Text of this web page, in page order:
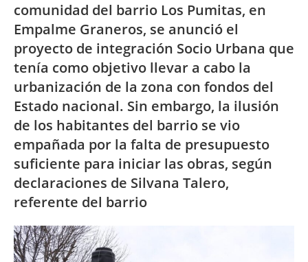
comunidad del barrio Los Pumitas, en
Empalme Graneros, se anunció el
proyecto de integración Socio Urbana que
tenía como objetivo llevar a cabo la
urbanización de la zona con fondos del
Estado nacional. Sin embargo, la ilusión
de los habitantes del barrio se vio
empañada por la falta de presupuesto
suficiente para iniciar las obras, según
declaraciones de Silvana Talero,
referente del barrio